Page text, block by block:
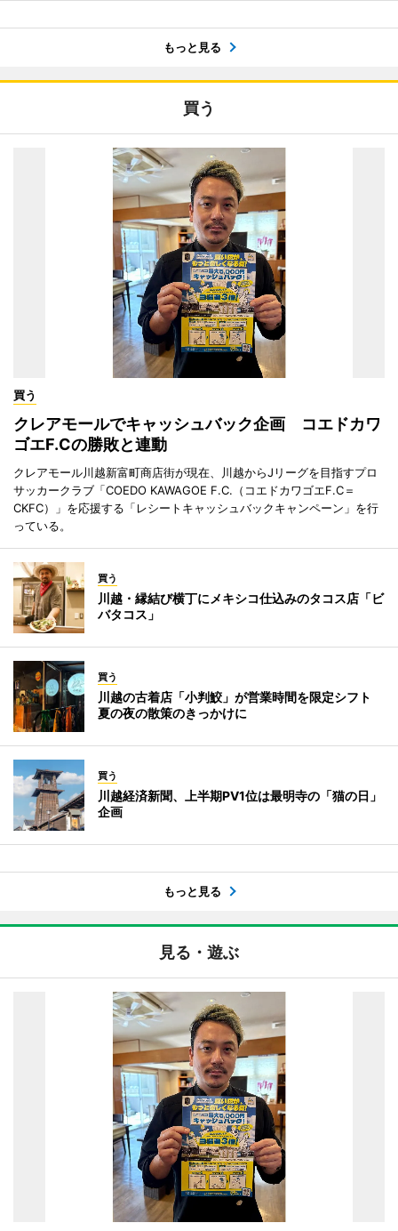
もっと見る
買う
買う
クレアモールでキャッシュバック企画 コエドカワ
ゴエF.Cの勝敗と連動
クレアモール川越新富町商店街が現在、川越からJリーグを目指すプロ
サッカークラブ「COEDO KAWAGOE F.C.（コエドカワゴエF.C＝
CKFC）」を応援する「レシートキャッシュバックキャンペーン」を行
っている。
買う
川越・縁結び横丁にメキシコ仕込みのタコス店「ビ
バタコス」
買う
川越の古着店「小判鮫」が営業時間を限定シフト
夏の夜の散策のきっかけに
買う
川越経済新聞、上半期PV1位は最明寺の「猫の日」
企画
もっと見る
見る・遊ぶ